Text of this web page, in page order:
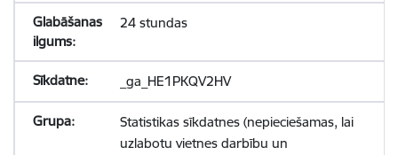
24 stundas
_ga_HE1PKQV2HV
Statistikas sīkdatnes (nepieciešamas, lai
uzlabotu vietnes darbību un